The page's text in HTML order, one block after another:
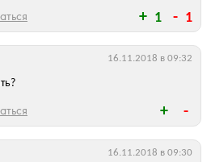
1 1
16.11.2018 в 09:32
16.11.2018 в 09:30